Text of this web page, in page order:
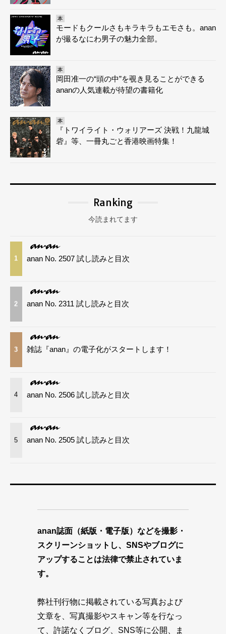
本
モードもクールさもキラキラもエモさも。anan
が撮るなにわ男子の魅力全部。
本
岡田准一の“頭の中”を覗き見ることができる
ananの人気連載が待望の書籍化
本
『トワイライト・ウォリアーズ 決戦！九龍城
砦』等、一冊丸ごと香港映画特集！
Ranking
今読まれてます
1 anan No. 2507 試し読みと目次
2 anan No. 2311 試し読みと目次
3 雑誌『anan』の電子化がスタートします！
4 anan No. 2506 試し読みと目次
5 anan No. 2505 試し読みと目次
anan誌面（紙版・電子版）などを撮影・
スクリーンショットし、SNSやブログに
アップすることは法律で禁止されていま
す。
弊社刊行物に掲載されている写真および
文章を、写真撮影やスキャン等を行なっ
て、許諾なくブログ、SNS等に公開、ま